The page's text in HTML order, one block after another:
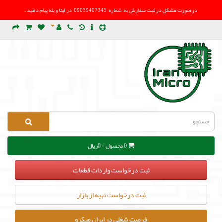
در صورت مشکل درثبت سفارش به شماره 09039407345 در ایتا و بله پیام دهید .
0 محصول - 0ریال
ثبت درخواست واردات قطعات
ثبت درخواست تهیه از بازار
فرصت شغلی در ایران میکرو